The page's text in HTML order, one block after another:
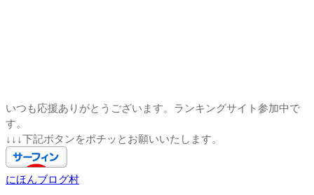
いつも応援ありがとうございます。ランキングサイト参加中で
す。
↓↓↓下記ボタンをポチッとお願いいたします。
にほんブログ村